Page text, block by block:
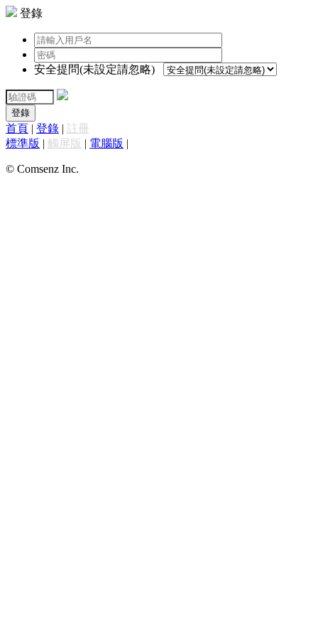
登錄
安全提問(未設定請忽略)
登錄
首頁 | 登錄 | 註冊
標準版 | 觸屏版 | 電腦版 |
© Comsenz Inc.